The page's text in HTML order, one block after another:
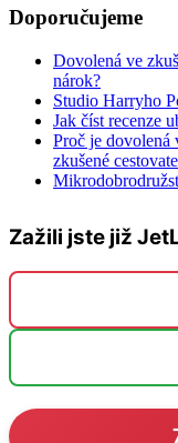
Doporučujeme
Dovolená ve
nárok?
Studio Harryho
Jak číst recenze
Proč je dovolená
zkušené
Zažili jste již